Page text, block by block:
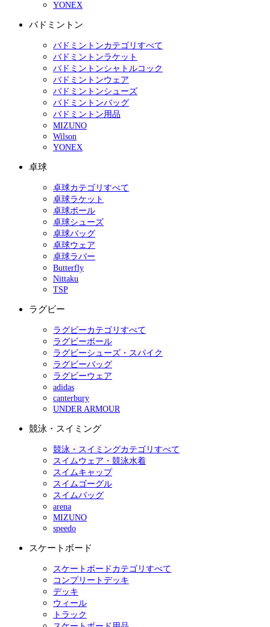
YONEX
バドミントン
バドミントンカテゴリすべて
バドミントンラケット
バドミントンシャトルコック
バドミントンウェア
バドミントンシューズ
バドミントンバッグ
バドミントン用品
MIZUNO
Wilson
YONEX
卓球
卓球カテゴリすべて
卓球ラケット
卓球ボール
卓球シューズ
卓球バッグ
卓球ウェア
卓球ラバー
Butterfly
Nittaku
TSP
ラグビー
ラグビーカテゴリすべて
ラグビーボール
ラグビーシューズ・スパイク
ラグビーバッグ
ラグビーウェア
adidas
canterbury
UNDER ARMOUR
競泳・スイミング
競泳・スイミングカテゴリすべて
スイムウェア・競泳水着
スイムキャップ
スイムゴーグル
スイムバッグ
arena
MIZUNO
speedo
スケートボード
スケートボードカテゴリすべて
コンプリートデッキ
デッキ
ウィール
トラック